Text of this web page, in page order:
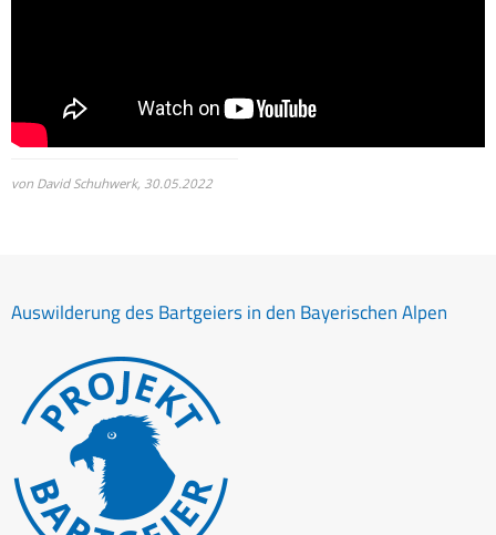
von David Schuhwerk, 30.05.2022
Auswilderung des Bartgeiers in den Bayerischen Alpen